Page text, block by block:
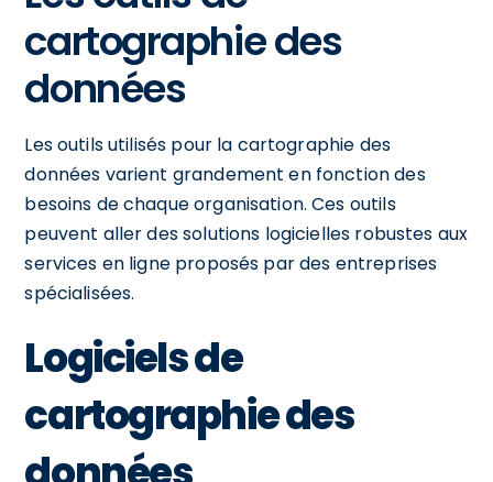
cartographie des
données
Les outils utilisés pour la cartographie des
données varient grandement en fonction des
besoins de chaque organisation. Ces outils
peuvent aller des solutions logicielles robustes aux
services en ligne proposés par des entreprises
spécialisées.
Logiciels de
cartographie des